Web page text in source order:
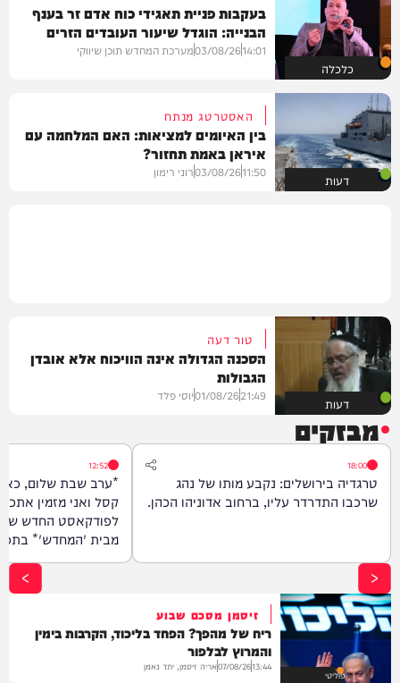
כלכלה
בעקבות פניית תאגידי כוח אדם זר בענף
הבנייה: הוגדל שיעור העובדים הזרים
במשק
14:01
03/08/26מערכת המחדש תוכן שיווקי
דעות
האסטרטג מנתח
בין האיומים למציאות: האם המלחמה עם
איראן באמת תחזור?
11:50
03/08/26רוני רימון
דעות
טור דעה
הסכנה הגדולה אינה הוויכוח אלא אובדן
הגבולות
21:49
01/08/26יוסי פלד
מבזקים
18:00
טרגדיה בירושלים: נקבע מותו של נהג
שרכבו התדרדר עליו, ברחוב אדוניהו הכהן.
12:52
*ערב שבת שלום,
קסל ואני מזמין
לפודקאסט החדש
מבית
האנשים שיעזרו לנו
הנפש, לגלות את
שטמון בה. *והשבוע:
פוליטי
זיסמן מסכם שבוע
ריח של מהפך? הפחד בליכוד, הקרבות בימין
והמרוץ לבלפור
13:44
07/08/26אריה זיסמן, יתד נאמן